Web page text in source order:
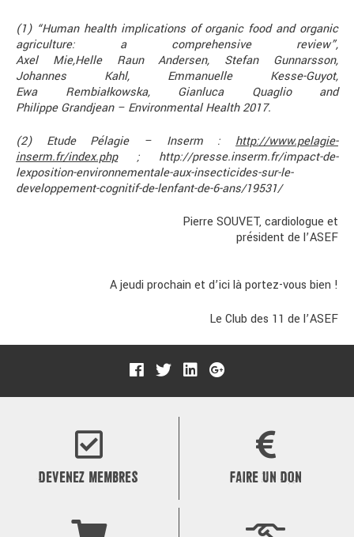
(1) “Human health implications of organic food and organic
agriculture: a comprehensive review”,
Axel Mie,Helle Raun Andersen, Stefan Gunnarsson,
Johannes Kahl, Emmanuelle Kesse-Guyot,
Ewa Rembiałkowska, Gianluca Quaglio and
Philippe Grandjean – Environmental Health 2017.
(2) Etude Pélagie – Inserm : http://www.pelagie-
inserm.fr/index.php; http://presse.inserm.fr/impact-de-
lexposition-environnementale-aux-insecticides-sur-le-
developpement-cognitif-de-lenfant-de-6-ans/19531/
Pierre SOUVET, cardiologue et
président de l’ASEF
A jeudi prochain et d’ici là portez-vous bien !
Le Club des 11 de l’ASEF
DEVENEZ MEMBRES FAIRE UN DON